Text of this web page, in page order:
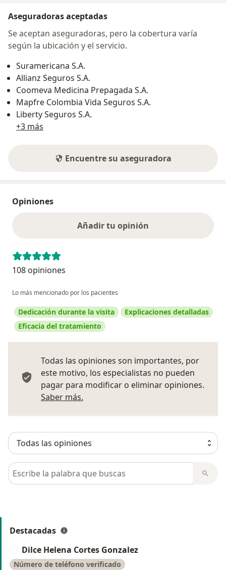
Aseguradoras aceptadas
Se aceptan aseguradoras, pero la cobertura varía
según la ubicación y el servicio.
Suramericana S.A.
Allianz Seguros S.A.
Coomeva Medicina Prepagada S.A.
Mapfre Colombia Vida Seguros S.A.
Liberty Seguros S.A.
+3 más
Encuentre su aseguradora
Opiniones
Añadir tu opinión
108 opiniones
Lo más mencionado por los pacientes
Dedicación durante la visita
Explicaciones detalladas
Eficacia del tratamiento
Todas las opiniones son importantes, por
este motivo, los especialistas no pueden
pagar para modificar o eliminar opiniones.
Saber más.
Busca en opiniones
Destacadas
Dilce Helena Cortes Gonzalez
Número de teléfono verificado